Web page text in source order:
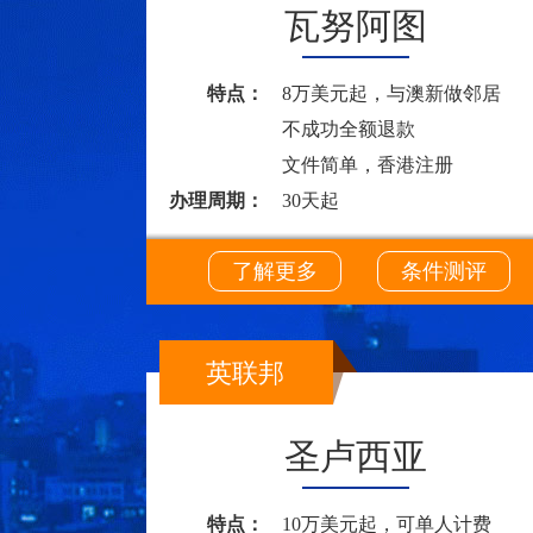
瓦努阿图
特点：
8万美元起，与澳新做邻居
不成功全额退款
文件简单，香港注册
办理周期：
30天起
了解更多 条件测评
英联邦
圣卢西亚
特点： 10万美元起，可单人计费